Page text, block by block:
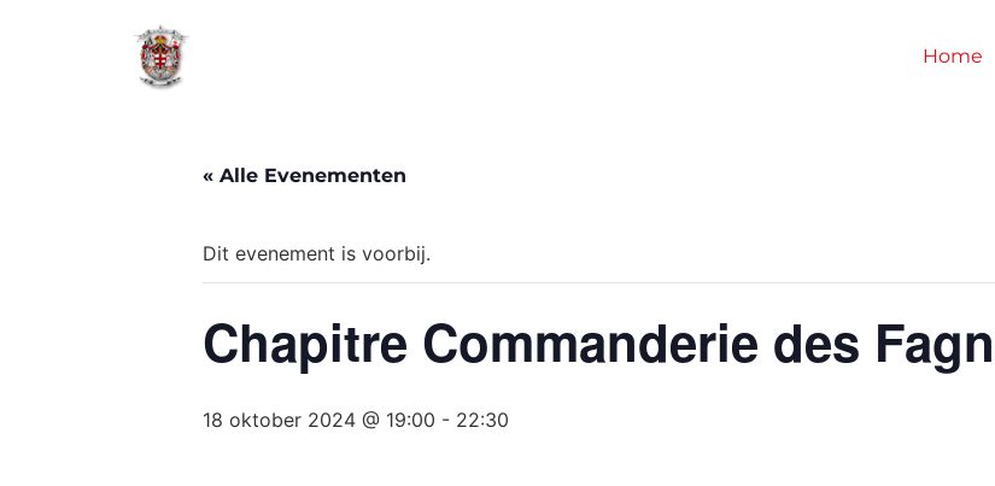
Home
« Alle Evenementen
Dit evenement is voorbij.
Chapitre Commanderie des
18 oktober 2024 @ 19:00 - 22:30